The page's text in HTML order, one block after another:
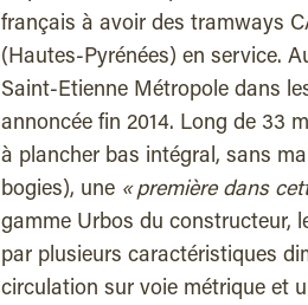
français à avoir des tramways
(Hautes-Pyrénées) en service.
Saint-Etienne Métropole dans
annoncée fin 2014. Long de 33
à plancher bas intégral, sans
bogies), une « première dans
gamme Urbos du constructeur,
par plusieurs caractéristiques
circulation sur voie métrique et